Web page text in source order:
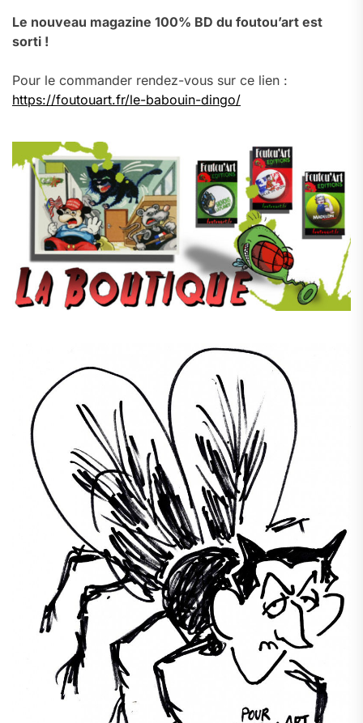
Le nouveau magazine 100% BD du foutou’art est
sorti !
Pour le commander rendez-vous sur ce lien :
https://foutouart.fr/le-babouin-dingo/